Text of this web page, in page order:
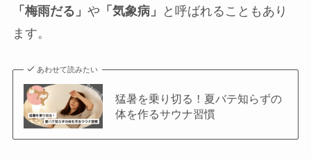
「梅雨だる」 や 「気象病」
と呼ばれることもあり
ます。
あわせて読みたい
猛暑を乗り切る！夏バテ知らずの
体を作るサウナ習慣